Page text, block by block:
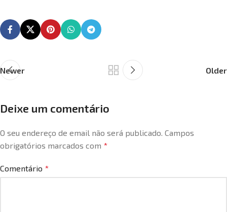
Newer Older
Deixe um comentário
O seu endereço de email não será publicado. Campos
obrigatórios marcados com *
Comentário *